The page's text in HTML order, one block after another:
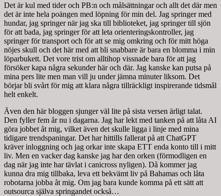
Det är kul med tider och PB:n och målsättningar och allt det där men
det är inte hela poängen med löpning för min del. Jag springer med
hundar, jag springer när jag ska till biblioteket, jag springer till sjön
för att bada, jag springer för att leta orienteringskontroller, jag
springer för transport och för att se mig omkring och för mitt höga
nöjes skull och det här med att bli snabbare är bara en blomma i min
löparbukett. Det vore trist om alltihop vissnade bara för att jag
försöker kapa några sekunder här och där. Jag kanske kan putsa på
mina pers lite men man vill ju under jämna minuter liksom. Det
börjar bli svårt för mig att klara några tillräckligt inspirerande tidsmål
helt enkelt.
Även den här bloggen sjunger väl lite på sista versen ärligt talat.
Den fyller fem år nu i dagarna. Jag har lekt med tanken på att låta AI
göra jobbet åt mig, vilket även det skulle ligga i linje med mina
tidigare trendspaningar. Det har hittills fallerat på att ChatGPT
kräver inloggning och jag orkar inte skapa ETT enda konto till i mitt
liv. Men en vacker dag kanske jag har den orken (förmodligen en
dag när jag inte har tävlat i canicross nyligen). Då kommer jag
kunna dra mig tillbaka, leva ett bekvämt liv på Bahamas och låta
robotarna jobba åt mig. Om jag bara kunde komma på ett sätt att
outsourca själva springandet också…